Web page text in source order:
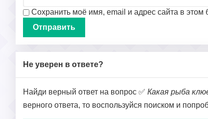
Сохранить моё имя, email и адрес сайта в
Не уверен в ответе?
Найди верный ответ на вопрос ✅ Какая рыба
верного ответа, то воспользуйся поиском и